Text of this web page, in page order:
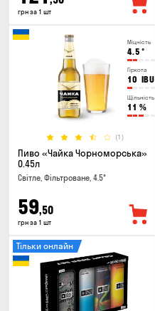
грн за 1 шт
Міцність
4.5 °
Гіркота
10 IBU
Щільність
11 %
(1)
Пиво «Чайка Чорноморська»
0.45л
Світле, Фільтроване, 4.5°
59,50
грн за 1 шт
Тільки онлайн